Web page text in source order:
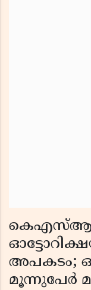
അപകടം;
മൂന്നുപേർ